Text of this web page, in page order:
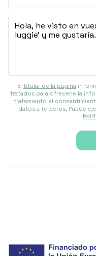
El titular de la página
tratados para ofrecerle la
tratamiento el
datos a terceros. Puede